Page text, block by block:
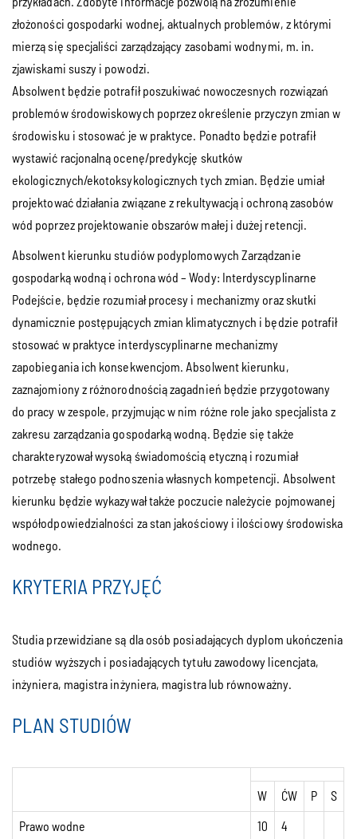
złożoności gospodarki wodnej, aktualnych problemów, z którymi
mierzą się specjaliści zarządzający zasobami wodnymi, m. in.
zjawiskami suszy i powodzi.
Absolwent będzie potrafił poszukiwać nowoczesnych rozwiązań
problemów środowiskowych poprzez określenie przyczyn zmian w
środowisku i stosować je w praktyce. Ponadto będzie potrafił
wystawić racjonalną ocenę/predykcję skutków
ekologicznych/ekotoksykologicznych tych zmian. Będzie umiał
projektować działania związane z rekultywacją i ochroną zasobów
wód poprzez projektowanie obszarów małej i dużej retencji.
Absolwent kierunku studiów podyplomowych Zarządzanie
gospodarką wodną i ochrona wód – Wody: Interdyscyplinarne
Podejście, będzie rozumiał procesy i mechanizmy oraz skutki
dynamicznie postępujących zmian klimatycznych i będzie potrafił
stosować w praktyce interdyscyplinarne mechanizmy
zapobiegania ich konsekwencjom. Absolwent kierunku,
zaznajomiony z różnorodnością zagadnień będzie przygotowany
do pracy w zespole, przyjmując w nim różne role jako specjalista z
zakresu zarządzania gospodarką wodną. Będzie się także
charakteryzował wysoką świadomością etyczną i rozumiał
potrzebę stałego podnoszenia własnych kompetencji. Absolwent
kierunku będzie wykazywał także poczucie należycie pojmowanej
współodpowiedzialności za stan jakościowy i ilościowy środowiska
wodnego.
KRYTERIA PRZYJĘĆ
Studia przewidziane są dla osób posiadających dyplom ukończenia
studiów wyższych i posiadających tytułu zawodowy licencjata,
inżyniera, magistra inżyniera, magistra lub równoważny.
PLAN STUDIÓW
W ĆW P
S
Prawo wodne
10 4